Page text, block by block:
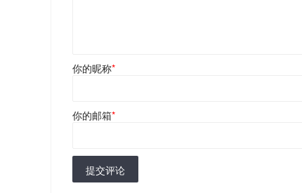
你的昵称*
你的邮箱*
提交评论